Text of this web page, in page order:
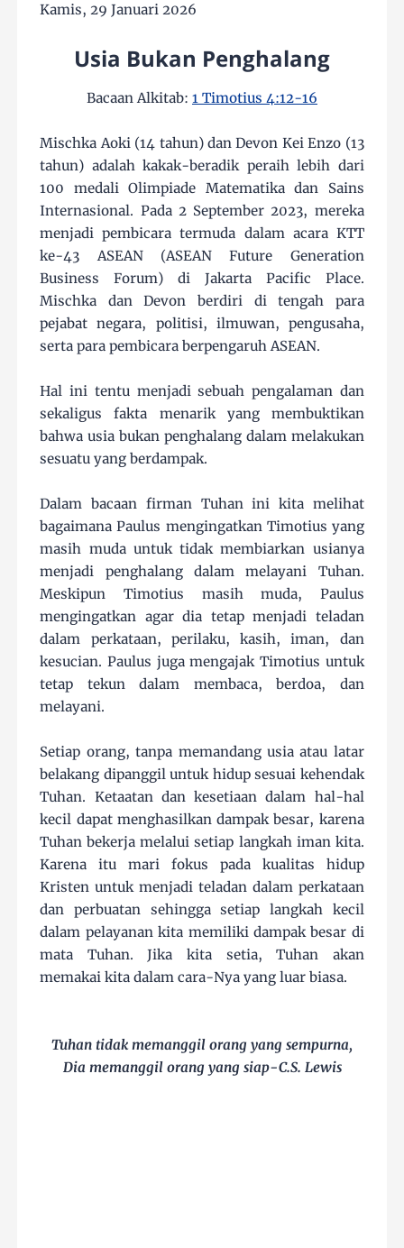
Kamis, 29 Januari 2026
Usia Bukan Penghalang
Bacaan Alkitab: 1 Timotius 4:12-16
Mischka Aoki (14 tahun) dan Devon Kei Enzo (13
tahun) adalah kakak-beradik peraih lebih dari
100 medali Olimpiade Matematika dan Sains
Internasional. Pada 2 September 2023, mereka
menjadi pembicara termuda dalam acara KTT
ke-43 ASEAN (ASEAN Future Generation
Business Forum) di Jakarta Pacific Place.
Mischka dan Devon berdiri di tengah para
pejabat negara, politisi, ilmuwan, pengusaha,
serta para pembicara berpengaruh ASEAN.
Hal ini tentu menjadi sebuah pengalaman dan
sekaligus fakta menarik yang membuktikan
bahwa usia bukan penghalang dalam melakukan
sesuatu yang berdampak.
Dalam bacaan firman Tuhan ini kita melihat
bagaimana Paulus mengingatkan Timotius yang
masih muda untuk tidak membiarkan usianya
menjadi penghalang dalam melayani Tuhan.
Meskipun Timotius masih muda, Paulus
mengingatkan agar dia tetap menjadi teladan
dalam perkataan, perilaku, kasih, iman, dan
kesucian. Paulus juga mengajak Timotius untuk
tetap tekun dalam membaca, berdoa, dan
melayani.
Setiap orang, tanpa memandang usia atau latar
belakang dipanggil untuk hidup sesuai kehendak
Tuhan. Ketaatan dan kesetiaan dalam hal-hal
kecil dapat menghasilkan dampak besar, karena
Tuhan bekerja melalui setiap langkah iman kita.
Karena itu mari fokus pada kualitas hidup
Kristen untuk menjadi teladan dalam perkataan
dan perbuatan sehingga setiap langkah kecil
dalam pelayanan kita memiliki dampak besar di
mata Tuhan. Jika kita setia, Tuhan akan
memakai kita dalam cara-Nya yang luar biasa.
Tuhan tidak memanggil orang yang sempurna,
Dia memanggil orang yang siap-C.S. Lewis